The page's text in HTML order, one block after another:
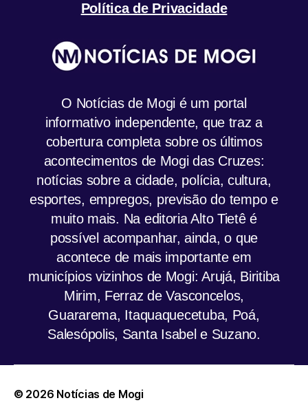
Política de Privacidade
O Notícias de Mogi é um portal
informativo independente, que traz a
cobertura completa sobre os últimos
acontecimentos de Mogi das Cruzes:
notícias sobre a cidade, polícia, cultura,
esportes, empregos, previsão do tempo e
muito mais. Na editoria Alto Tietê é
possível acompanhar, ainda, o que
acontece de mais importante em
municípios vizinhos de Mogi: Arujá, Biritiba
Mirim, Ferraz de Vasconcelos,
Guararema, Itaquaquecetuba, Poá,
Salesópolis, Santa Isabel e Suzano.
© 2026 Notícias de Mogi